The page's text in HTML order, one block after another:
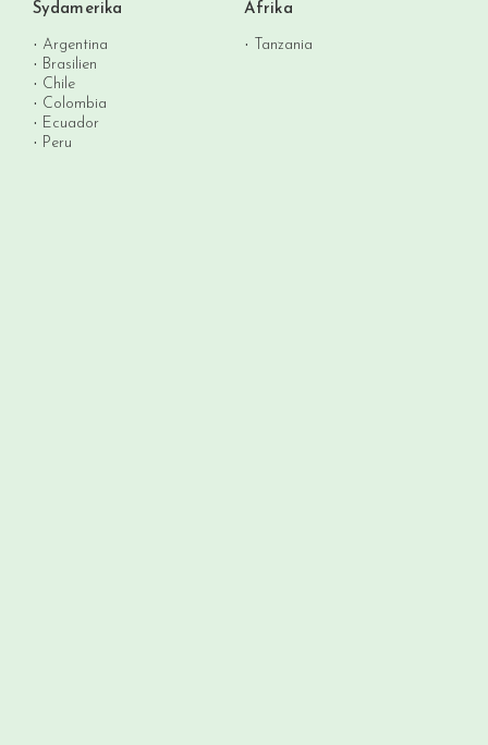
Sydamerika
Argentina
Brasilien
Chile
Colombia
Ecuador
Peru
Afrika
Tanzania